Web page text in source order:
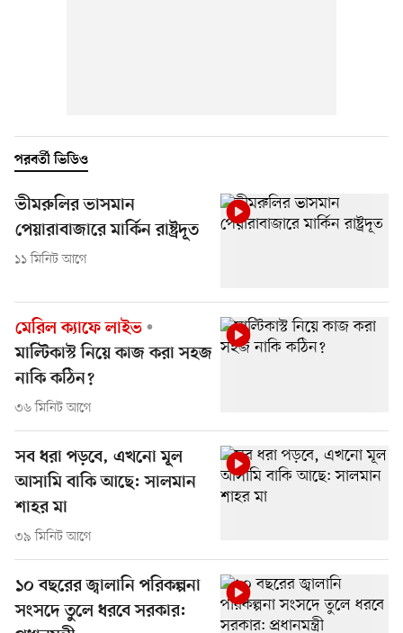
পরবর্তী ভিডিও
ভীমরুলির ভাসমান
পেয়ারাবাজারে মার্কিন রাষ্ট্রদূত
১১ মিনিট আগে
মেরিল ক্যাফে লাইভ
মাল্টিকাস্ট নিয়ে কাজ করা সহজ
নাকি কঠিন?
৩৬ মিনিট আগে
সব ধরা পড়বে, এখনো মূল
আসামি বাকি আছে: সালমান
শাহর মা
৩৯ মিনিট আগে
১০ বছরের জ্বালানি পরিকল্পনা
সংসদে তুলে ধরবে সরকার: